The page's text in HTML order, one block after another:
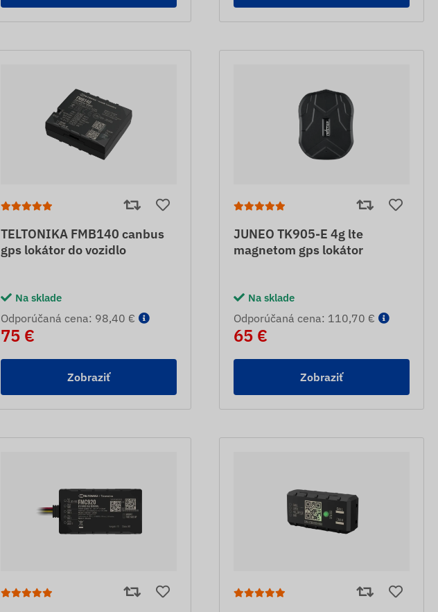
TELTONIKA FMB140 canbus
gps lokátor do vozidlo
Na sklade
Odporúčaná cena: 98,40 €
75 €
Zobraziť
JUNEO TK905-E 4g lte
magnetom gps lokátor
Na sklade
Odporúčaná cena: 110,70 €
65 €
Zobraziť